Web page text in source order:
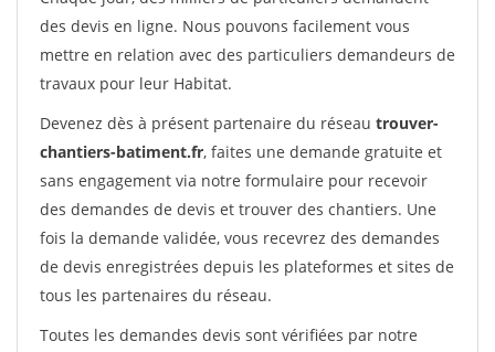
des devis en ligne. Nous pouvons facilement vous
mettre en relation avec des particuliers demandeurs de
travaux pour leur Habitat.
Devenez dès à présent partenaire du réseau trouver-
chantiers-batiment.fr, faites une demande gratuite et
sans engagement via notre formulaire pour recevoir
des demandes de devis et trouver des chantiers. Une
fois la demande validée, vous recevrez des demandes
de devis enregistrées depuis les plateformes et sites de
tous les partenaires du réseau.
Toutes les demandes devis sont vérifiées par notre